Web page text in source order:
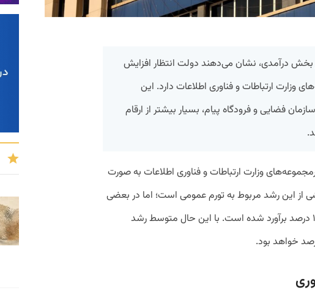
لایحه بودجه سال ۱۴۰۲ در بخش درآمدی، نشان می‌دهند دولت انتظار افزایش
وزارت ارتباطات و فناوری اطلاعات دارد. این
فضایی و فرودگاه پیام، بسیار بیشتر از ارقام
وزارت ارتباطات و فناوری اطلاعات به صورت
این رشد مربوط به تورم عمومی است؛ اما در بعضی
از دستگاه‌ها رشد درآمدها بیش از ۱۰۰ درصد برآورد شده است. با این حال متوسط رشد